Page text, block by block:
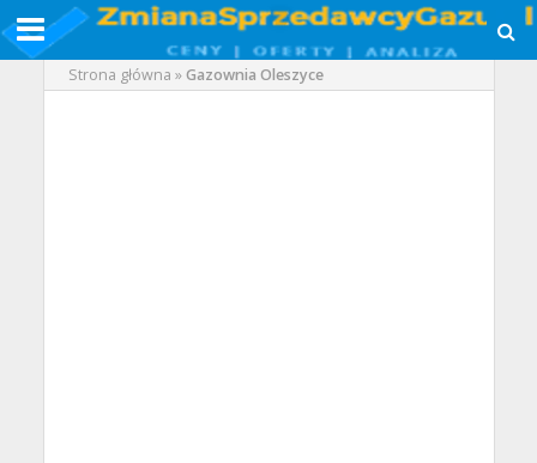
Strona główna »Gazownia Oleszyce